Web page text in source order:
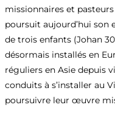
missionnaires et
poursuit aujourd’hui son
de trois enfants (Johan
désormais installés en
réguliers en Asie depuis
conduits à s’installer au
poursuivre leur œuvre